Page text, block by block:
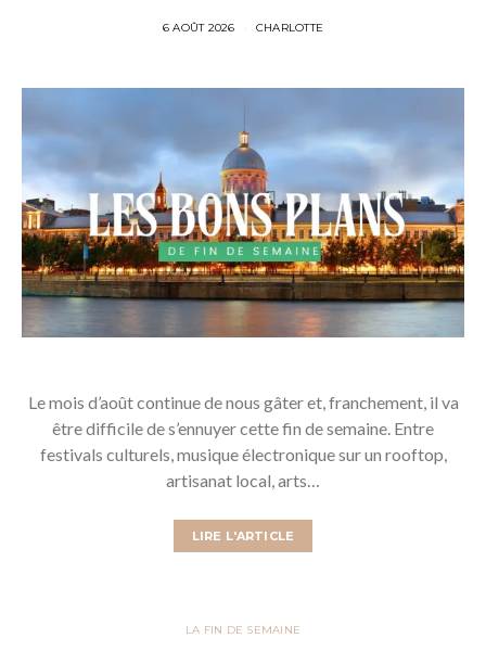
6 AOÛT 2026 CHARLOTTE
Le mois d’août continue de nous gâter et, franchement, il va
être difficile de s’ennuyer cette fin de semaine. Entre
festivals culturels, musique électronique sur un rooftop,
artisanat local, arts…
LIRE L'ARTICLE
LA FIN DE SEMAINE